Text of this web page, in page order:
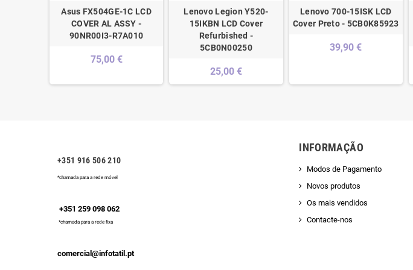
Asus FX504GE-1C LCD
COVER AL ASSY -
90NR00I3-R7A010
75,00 €
Lenovo Legion Y520-
15IKBN LCD Cover
Refurbished -
5CB0N00250
25,00 €
Lenovo 700-15ISK LCD
Cover Preto - 5CB0K85923
39,90 €
+351 916 506 210
*chamada para a rede móvel
+351 259 098 062
*chamada para a rede fixa
comercial@infotatil.pt
INFORMAÇÃO
Modos de Pagamento
Novos produtos
Os mais vendidos
Contacte-nos